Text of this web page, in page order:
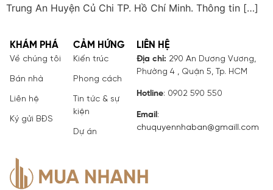
Trung An Huyện Củ Chi TP. Hồ Chí Minh. Thông tin […]
KHÁM PHÁ
Về chúng tôi
Bán nhà
Liên hệ
Ký gửi BĐS
CẢM HỨNG
Kiến trúc
Phong cách
Tin tức & sự
kiện
Dự án
LIÊN HỆ
Địa chỉ: 290 An Dương Vương,
Phường 4 , Quận 5, Tp. HCM
Hotline: 0902 590 550
Email:
chuquyennhaban@gmaill.com